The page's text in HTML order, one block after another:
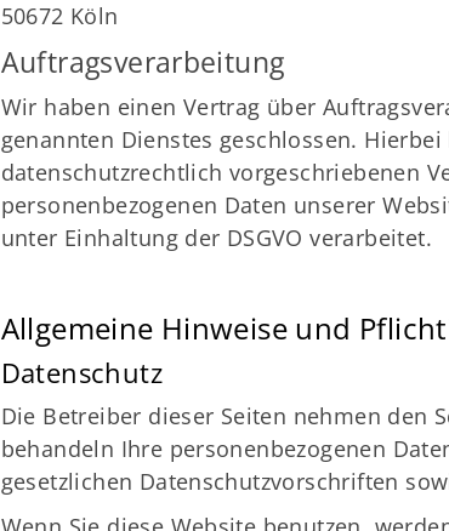
50672 Köln
Auftragsverarbeitung
Wir haben einen Vertrag über
genannten Dienstes geschlossen.
datenschutzrechtlich vorgeschriebenen
personenbezogenen Daten unserer
unter Einhaltung der DSGVO verarbeitet.
Allgemeine Hinweise und
Datenschutz
Die Betreiber dieser Seiten nehmen den
behandeln Ihre personenbezogenen
gesetzlichen Datenschutzvorschriften